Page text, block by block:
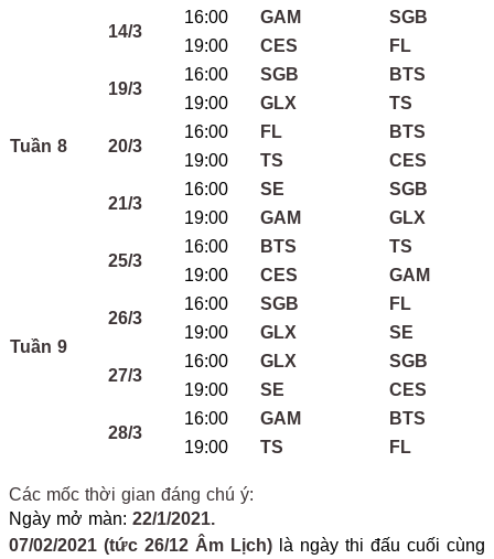
14/3
16:00 GAM
SGB
19:00
CES FL
Tuần 8
19/3
16:00 SGB
BTS
19:00
GLX TS
20/3
16:00 FL
BTS
19:00
TS CES
21/3
16:00 SE
SGB
19:00
GAM GLX
Tuần 9
25/3
16:00 BTS
TS
19:00
CES GAM
26/3
16:00 SGB
FL
19:00
GLX SE
27/3
16:00 GLX
SGB
19:00
SE CES
28/3
16:00 GAM
BTS
19:00
TS FL
Các mốc thời gian đáng chú ý:
Ngày mở màn: 22/1/2021.
07/02/2021 (tức 26/12 Âm Lịch) là ngày thi đấu cuối cùng